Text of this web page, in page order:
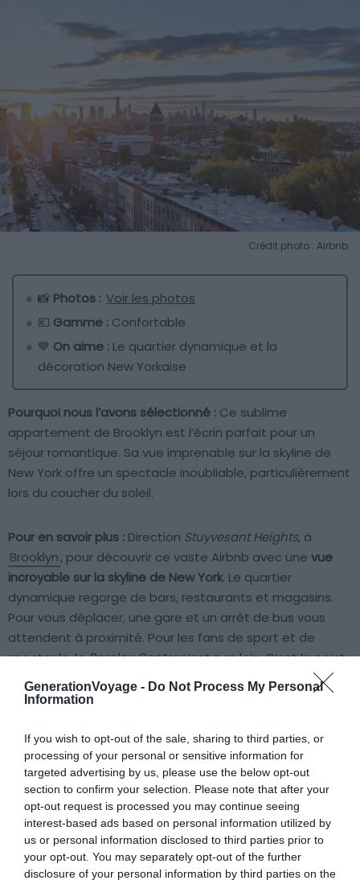
GenerationVoyage - Do Not Process My Personal
Information
If you wish to opt-out of the sale, sharing to third parties, or
processing of your personal or sensitive information for
targeted advertising by us, please use the below opt-out
section to confirm your selection. Please note that after your
opt-out request is processed you may continue seeing
interest-based ads based on personal information utilized by
us or personal information disclosed to third parties prior to
your opt-out. You may separately opt-out of the further
disclosure of your personal information by third parties on the
Crédit photo : Airbnb
📸 Photos : Voir les photos
💶 Gamme : Confortable
💙 On aime : Le quartier dynamique et la
décoration New Yorkaise
Pourquoi nous l’avons sélectionné : Ce sublime
appartement de Brooklyn est l’écrin parfait pour un
séjour romantique. Sa vue imprenable sur la skyline de
New York offre un spectacle inoubliable, particulièrement
lors du coucher du soleil.
Pour en savoir plus : Direction Stuyvesant Heights, à
Brooklyn, pour découvrir ce vaste Airbnb avec une vue
incroyable sur la skyline de New York. Le quartier
dynamique regorge de bars, restaurants et magasins.
Pour vous déplacer, une gare et un arrêt de bus vous
attendent à proximité. Pour les fans de sport et de
spectacle, leBarclay Centern’est pas loin. C’est le point
de départ idéal pour explorer les 5
boroughs de New
York.
L’appartement est neuf, confortable et décoré à la New
Yorkaise. Admirez Manhattan à travers vos grandes
fenêtres, parfaites pour un petit déjeuner face à la ville.
Dans ce cadre moderne et raffiné, vivez des moments
de détente, bercés par la beauté de la ville qui ne dort
jamais.